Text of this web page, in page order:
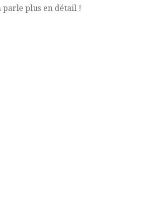
parle plus en détail !